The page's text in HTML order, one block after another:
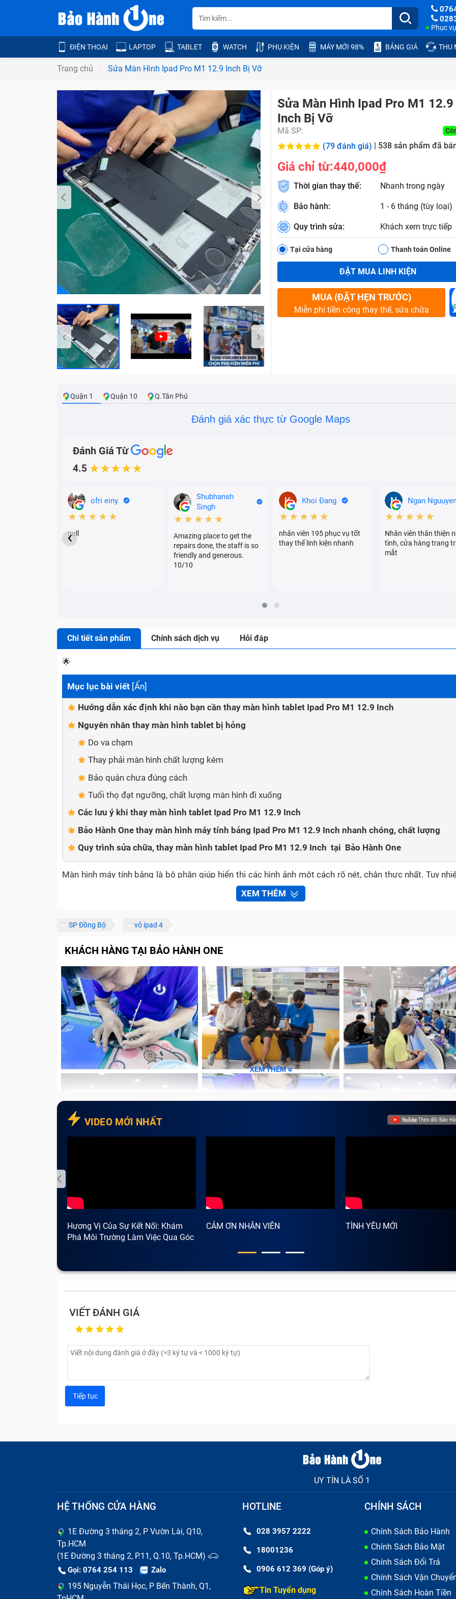
Phục
ĐIỆN THOẠI LAPTOP TABLET WATCH PHỤ KIỆN MÁY MỚI 98% BẢNG GIÁ THU
Trang chủ Sửa Màn Hình Ipad Pro M1 12.9 Inch Bị Vỡ
‹ ›
Sửa Màn Hình Ipad Pro M1 12.9
Inch Bị Vỡ
Mã SP:
(79 đánh giá) | 538 sản phẩm đã
Giá chỉ từ:440,000₫
Thời gian thay thế: Nhanh trong ngày
Bảo hành: 1 - 6 tháng (tùy loại)
Quy trình sửa: Khách xem trực tiếp
Tại cửa hàng Thanh toán Online
ĐẶT MUA LINH KIỆN
MUA (ĐẶT HẸN TRƯỚC)
Miễn phí tiền công thay thế, sửa chữa
Quận 1 Quận 10 Q.Tân Phú
Đánh giá xác thực từ Google Maps
Đánh Giá Từ
4.5 ★★★★★
ofri einy
★★★★★
null
Shubhansh
Singh
★★★★★
Amazing place to get the
repairs done, the staff is so
friendly and generous.
10/10
Khoi Đang
★★★★★
nhân viên 195 phục vụ tốt
thay thế linh kiện nhanh
Ngan
★★★★★
Nhân viên thân thiện
tình, cửa hàng trang
mắt
‹
Chi tiết sản phẩm Chính sách dịch vụ Hỏi đáp
🌟
Mục lục bài viết [Ẩn]
Hướng dẫn xác định khi nào bạn cần thay màn hình tablet Ipad Pro M1 12.9 Inch
Nguyên nhân thay màn hình tablet bị hỏng
Do va chạm
Thay phải màn hình chất lượng kém
Bảo quản chưa đúng cách
Tuổi thọ đạt ngưỡng, chất lượng màn hình đi xuống
Các lưu ý khi thay màn hình tablet Ipad Pro M1 12.9 Inch
Bảo Hành One thay màn hình máy tính bảng Ipad Pro M1 12.9 Inch nhanh chóng, chất lượng
Quy trình sửa chữa, thay màn hình tablet Ipad Pro M1 12.9 Inch tại Bảo Hành One
Màn hình máy tính bảng là bộ phận giúp hiển thị các hình ảnh một cách rõ nét, chân thực nhất. Tuy
cũng là bộ phận hay gặp sự cố nhất. Nếu một ngày, bạn lỡ tay làm rơi chiếc máy tính bảng Ipad Pro
đốm đen, hay thậm chí không thể hiển thị màn hình thì đã đến lúc bạn nghĩ tới việc có nên thay màn
Hướng dẫn xác định khi nào bạn cần thay màn hình tablet Ipad Pro M1 12.9
Inch
Việc xác định được chính xác cần sửa chữa gì cho máy tính bảng sẽ giúp bạn tiết kiệm được tới 30%
dịch vụ. Bạn hãy đọc tiếp để hiểu lý do vì sao nhé.
Khi nào phải thay màn hình tablet Ipad Pro M1 12.9 Inch ?
Màn hình tablet là vô cùng quan trọng, nó ảnh hưởng trực tiếp đến trải nghiệm của người sử dụng.
nào cần thay màn hình tablet?
Máy tính bảng bị vỡ màn hình cảm ứng: Hiện tượng này thường xảy ra khi chiếc tablet Ipad Pro
Inch bị rơi, bị chèn ép bởi các vật nặng khiến màn hình bị nứt vỡ. Khi đó, việc duy nhất mà bạn có
thay màn hình tablet Ipad Pro M1 12.9 Inch
Màn hình bị nhòe màu, bị sọc: Nhân viên kỹ thuật tại Bảo Hành One sẽ kiểm tra tất cả các nguyên
Một trường hợp nữa là màn hình xuất hiện các điểm chết: Nếu điểm chết quá to, khiến bạn không
cần thay màn hình cảm ứng ngay, tránh để lâu sẽ ảnh hưởng các linh kiện khác.
Với những lỗi thường gặp này, hãy mang tới cơ sở sửa chữa kỹ thuật viên sẽ giúp bạn khắc phục
nhanh chóng nhất với quy trình thực hiện tiêu chuẩn và những cam kết rõ ràng.
Khi nào cần thay màn hình máy tính bảng Ipad Pro M1 12.9 Inch
Do va chạm
Thiết bị rơi từ trên cao xuống làm cho bề mặt kính điện thoại bị vỡ, bị vật cứng đè lên. Khi mặt kính bị
vào mức độ nặng nhẹ của từng bộ phận mà bạn nên thay mặt kính hay phải thay hết nguyên bộ màn hình.
Thay phải màn hình chất lượng kém
Khi thay màn hình kém chất lượng, khả năng hoạt động cũng như độ hiển thị suy giảm đáng kể không
XEM THÊM
SP Đồng Bộ vỏ ipad 4
KHÁCH HÀNG TẠI BẢO HÀNH ONE
XEM THÊM
VIDEO MỚI NHẤT
Hương Vị Của Sự Kết Nối: Khám
Phá Môi Trường Làm Việc Qua Góc
CẢM ƠN NHÂN VIÊN TÌNH YÊU MỚI
VIẾT ĐÁNH GIÁ
UY TÍN LÀ SỐ 1
HỆ THỐNG CỬA HÀNG
1E Đường 3 tháng 2, P Vườn Lài, Q10,
Tp.HCM
(1E Đường 3 tháng 2, P.11, Q.10, Tp.HCM)
Gọi: 0764 254 113 Zalo
195 Nguyễn Thái Học, P Bến Thành, Q1,
HOTLINE
028 3957 2222
18001236
0906 612 369 (Góp ý)
Tin Tuyển dụng
CHÍNH SÁCH
Chính Sách Bảo Hành
Chính Sách Bảo Mật
Chính Sách Đổi Trả
Chính Sách Vận
Chính Sách Hoàn Tiền